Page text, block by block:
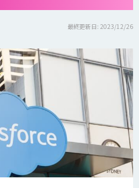
最終更新日: 2023/12/26